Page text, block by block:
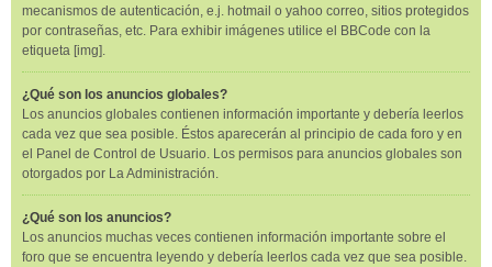
mecanismos de autenticación, e.j. hotmail o yahoo correo, sitios protegidos
por contraseñas, etc. Para exhibir imágenes utilice el BBCode con la
etiqueta [img].
¿Qué son los anuncios globales?
Los anuncios globales contienen información importante y debería leerlos
cada vez que sea posible. Éstos aparecerán al principio de cada foro y en
el Panel de Control de Usuario. Los permisos para anuncios globales son
otorgados por La Administración.
¿Qué son los anuncios?
Los anuncios muchas veces contienen información importante sobre el
foro que se encuentra leyendo y debería leerlos cada vez que sea posible.